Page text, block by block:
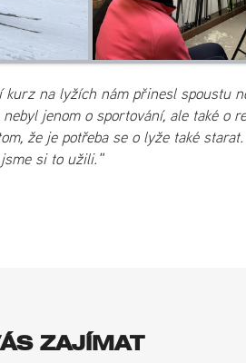
kurz na lyžích nám přinesl spoustu
jenom o sportování, ale také o
že je potřeba se o lyže také
si to užili."
ZAJÍMAT